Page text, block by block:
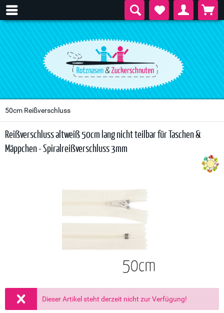
50cm Reißverschluss
Reißverschluss altweiß 50cm lang nicht teilbar für Taschen &
Mäppchen - Spiralreißverschluss 3mm
Dieser Artikel steht derzeit nicht zur Verfügung!